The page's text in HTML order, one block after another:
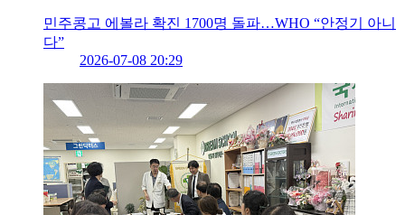
민주콩고 에볼라 확진 1700명 돌파…WHO “안정기 아니
다”
2026-07-08 20:29